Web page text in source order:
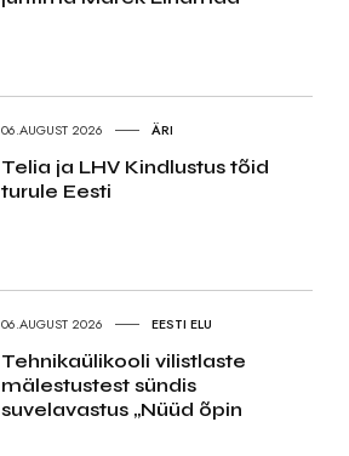
06.AUGUST 2026 ÄRI
Telia ja LHV Kindlustus tõid
turule Eesti
06.AUGUST 2026 EESTI ELU
Tehnikaülikooli vilistlaste
mälestustest sündis
suvelavastus „Nüüd õpin